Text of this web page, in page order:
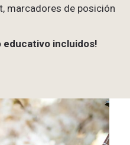
marcadores de posición
educativo incluidos!